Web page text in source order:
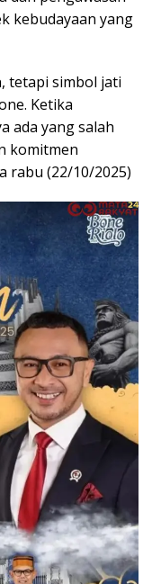
kebudayaan yang
tetapi simbol jati
Ketika
ada yang salah
komitmen
rabu (22/10/2025)